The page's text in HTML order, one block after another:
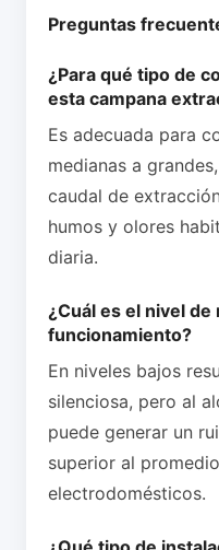
Preguntas
¿Para qué tipo de
esta campana
Es adecuada para
medianas a
caudal de
humos y olores
diaria.
¿Cuál es el nivel
funcionamiento?
En niveles bajos
silenciosa, pero al
puede generar un
superior al
electrodomésticos.